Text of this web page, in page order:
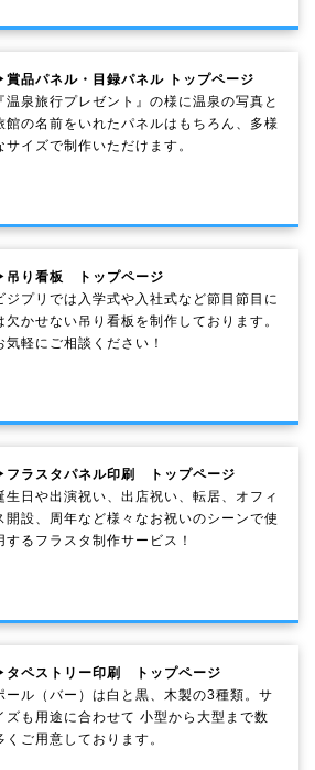
賞品パネル・目録パネル トップページ
『温泉旅行プレゼント』の様に温泉の写真と
館の名前をいれたパネルはもちろん、多様
サイズで制作いただけます。
吊り看板 トップページ
ジプリでは入学式や入社式など節目節目に
欠かせない吊り看板を制作しております。
気軽にご相談ください！
フラスタパネル印刷 トップページ
生日や出演祝い、出店祝い、転居、オフィ
開設、周年など様々なお祝いのシーンで使
するフラスタ制作サービス！
タペストリー印刷 トップページ
ール（バー）は白と黒、木製の3種類。サ
ズも用途に合わせて 小型から大型まで数
くご用意しております。